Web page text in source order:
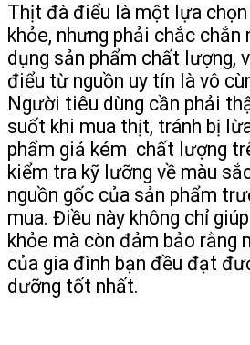
Thịt đà điểu là một lựa
khỏe, nhưng phải chắc chắn
dụng sản phẩm chất lượng,
điểu từ nguồn uy tín là vô
Người tiêu dùng cần phải
suốt khi mua thịt, tránh bị
phẩm giả kém chất lượng
kiểm tra kỹ lưỡng về màu
nguồn gốc của sản phẩm
mua. Điều này không chỉ
khỏe mà còn đảm bảo rằng
của gia đình bạn đều đạt
dưỡng tốt nhất.